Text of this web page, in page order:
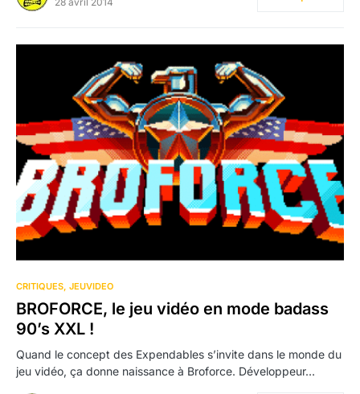
CRITIQUES JEUVIDEO
BROFORCE, le jeu vidéo en mode badass
90’s XXL !
Quand le concept des Expendables s’invite dans le monde du
jeu vidéo, ça donne naissance à Broforce. Développeur…